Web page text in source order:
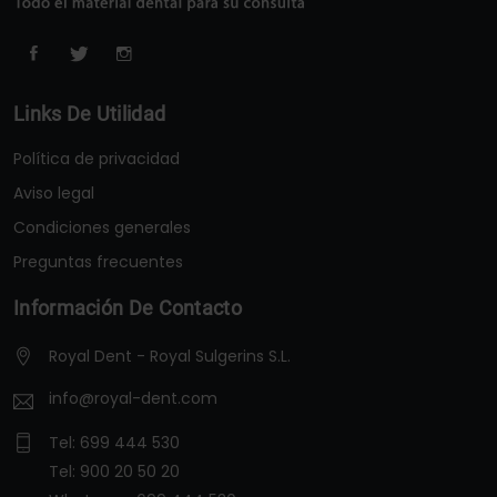
Links De Utilidad
Política de privacidad
Aviso legal
Condiciones generales
Preguntas frecuentes
Información De Contacto
Royal Dent - Royal Sulgerins S.L.
info@royal-dent.com
Tel: 699 444 530
Tel: 900 20 50 20